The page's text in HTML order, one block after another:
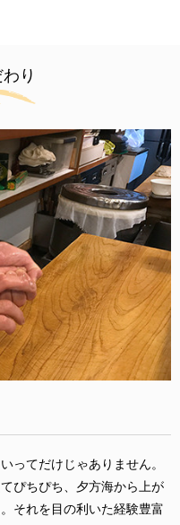
り
ってだけじゃありません。
ぴちぴち、夕方海から上が
それを目の利いた経験豊富